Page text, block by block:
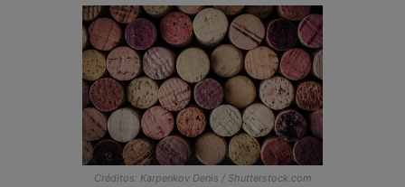
Créditos: Karpenkov Denis / Shutterstock.com